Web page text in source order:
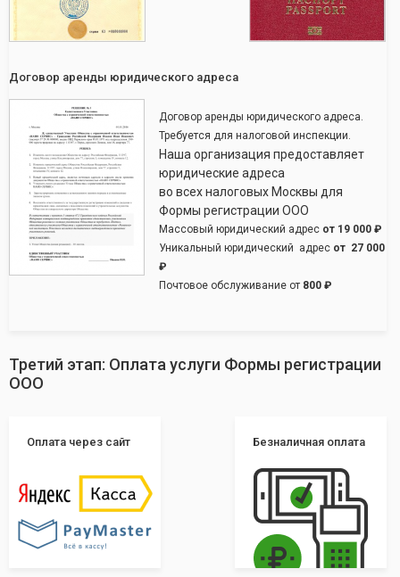
Договор аренды юридического адреса
Договор аренды юридического адреса.
Требуется для налоговой инспекции.
Наша организация предоставляет
юридические адреса
во всех налоговых Москвы для
Формы регистрации ООО
Массовый юридический адрес от 19 000 ₽
Уникальный юридический адрес от 27 000
₽
Почтовое обслуживание от 800 ₽
Третий этап: Оплата услуги Формы регистрации
ООО
Оплата через сайт Безналичная оплата